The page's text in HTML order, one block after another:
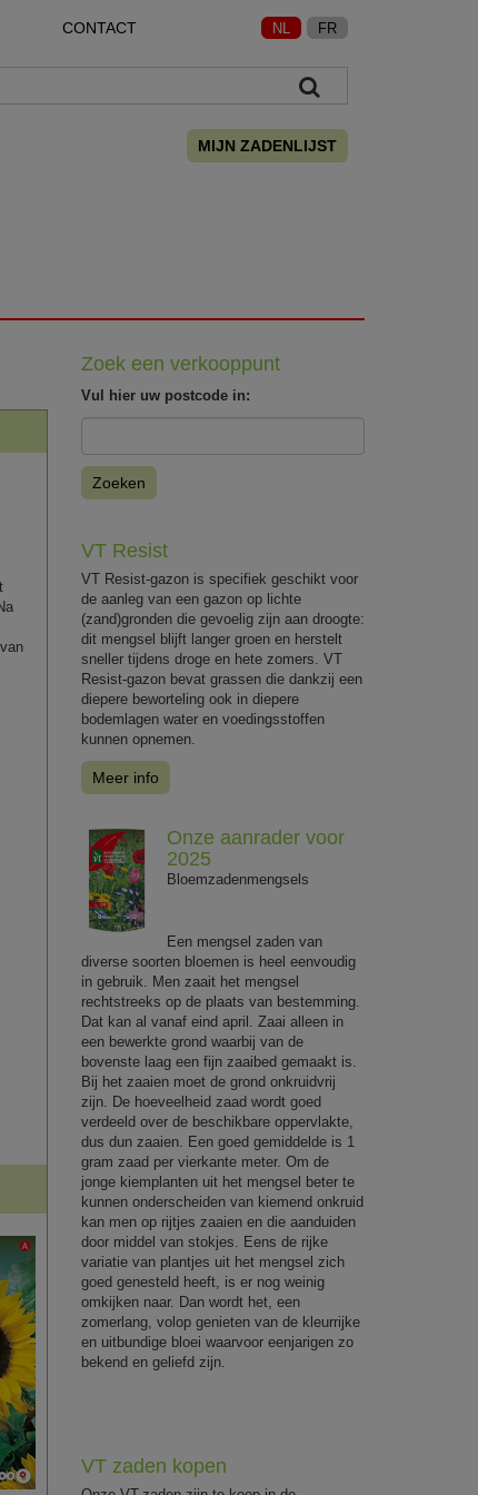
CONTACT NL FR
MIJN ZADENLIJST
Zoek een verkooppunt
Vul hier uw postcode in:
Zoeken
VT Resist
VT Resist-gazon is specifiek geschikt voor
de aanleg van een gazon op lichte
(zand)gronden die gevoelig zijn aan droogte:
dit mengsel blijft langer groen en herstelt
sneller tijdens droge en hete zomers. VT
Resist-gazon bevat grassen die dankzij een
diepere beworteling ook in diepere
bodemlagen water en voedingsstoffen
kunnen opnemen.
Meer info
Onze aanrader voor
2025
Bloemzadenmengsels
Een mengsel zaden van
diverse soorten bloemen is heel eenvoudig
in gebruik. Men zaait het mengsel
rechtstreeks op de plaats van bestemming.
Dat kan al vanaf eind april. Zaai alleen in
een bewerkte grond waarbij van de
bovenste laag een fijn zaaibed gemaakt is.
Bij het zaaien moet de grond onkruidvrij
zijn. De hoeveelheid zaad wordt goed
verdeeld over de beschikbare oppervlakte,
dus dun zaaien. Een goed gemiddelde is 1
gram zaad per vierkante meter. Om de
jonge kiemplanten uit het mengsel beter te
kunnen onderscheiden van kiemend onkruid
kan men op rijtjes zaaien en die aanduiden
door middel van stokjes. Eens de rijke
variatie van plantjes uit het mengsel zich
goed genesteld heeft, is er nog weinig
omkijken naar. Dan wordt het, een
zomerlang, volop genieten van de kleurrijke
en uitbundige bloei waarvoor eenjarigen zo
bekend en geliefd zijn.
VT zaden kopen